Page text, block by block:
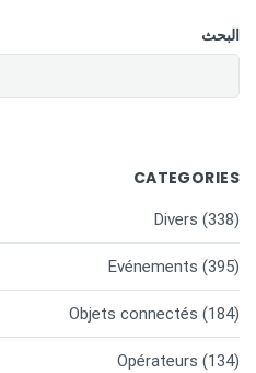
البحث
CATEGORIES
Divers (338)
Evénements (395)
Objets connectés (184)
Opérateurs (134)